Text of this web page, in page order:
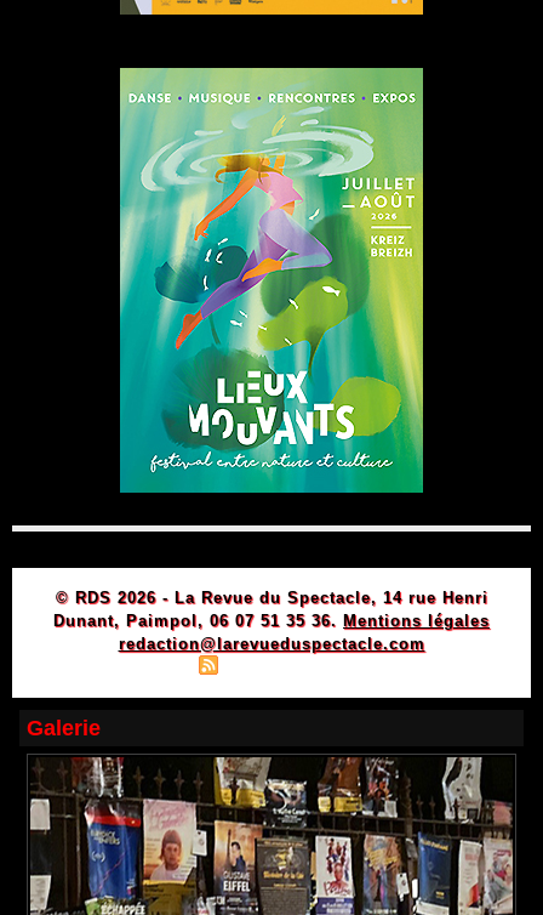
© RDS 2026 - La Revue du Spectacle, 14 rue Henri
Dunant, Paimpol, 06 07 51 35 36. Mentions légales
redaction@larevueduspectacle.com
Galerie